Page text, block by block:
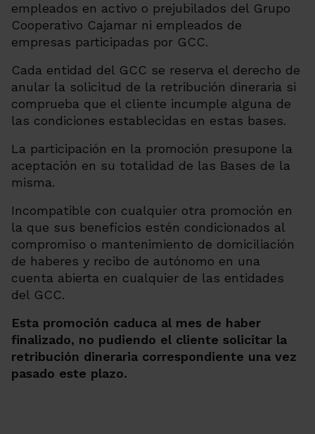
empleados en activo o prejubilados del Grupo
Cooperativo Cajamar ni empleados de
empresas participadas por GCC.
Cada entidad del GCC se reserva el derecho de
anular la solicitud de la retribución dineraria si
comprueba que el cliente incumple alguna de
las condiciones establecidas en estas bases.
La participación en la promoción presupone la
aceptación en su totalidad de las Bases de la
misma.
Incompatible con cualquier otra promoción en
la que sus beneficios estén condicionados al
compromiso o mantenimiento de domiciliación
de haberes y recibo de autónomo en una
cuenta abierta en cualquier de las entidades
del GCC.
Esta promoción caduca al mes de haber
finalizado, no pudiendo el cliente solicitar la
retribución dineraria correspondiente una vez
pasado este plazo.